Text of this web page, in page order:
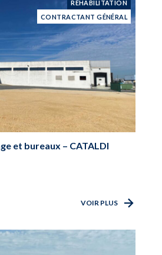
RÉHABILITATION
CONTRACTANT GÉNÉRAL
et bureaux – CATALDI
VOIR PLUS